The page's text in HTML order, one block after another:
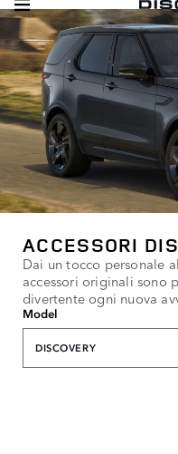
ACCESSORI
Dai un tocco personale
accessori originali sono
divertente ogni nuova
Model
DISCOVERY